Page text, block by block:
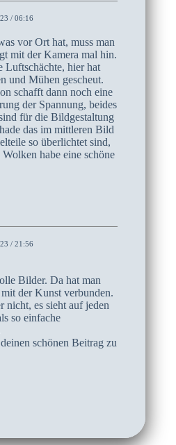
/ 06:16
vor Ort hat, muss man
mit der Kamera mal hin.
Luftschächte, hier hat
und Mühen gescheut.
schafft dann noch eine
der Spannung, beides
für die Bildgestaltung
das im mittleren Bild
so überlichtet sind,
habe eine schöne
/ 21:56
Bilder. Da hat man
der Kunst verbunden.
nicht, es sieht auf jeden
so einfache
schönen Beitrag zu